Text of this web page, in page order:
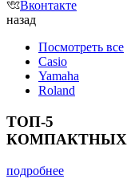
Вконтакте
назад
Посмотреть все
Casio
Yamaha
Roland
ТОП-5
КОМПАКТНЫХ
подробнее